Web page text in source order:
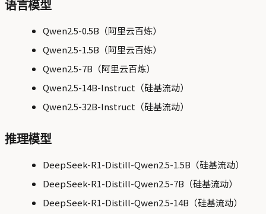
语言模型
Qwen2.5-0.5B（阿里云百炼）
Qwen2.5-1.5B（阿里云百炼）
Qwen2.5-7B（阿里云百炼）
Qwen2.5-14B-Instruct（硅基流动）
Qwen2.5-32B-Instruct（硅基流动）
推理模型
DeepSeek-R1-Distill-Qwen2.5-1.5B（硅基流动）
DeepSeek-R1-Distill-Qwen2.5-7B（硅基流动）
DeepSeek-R1-Distill-Qwen2.5-14B（硅基流动）